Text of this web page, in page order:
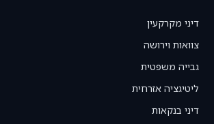
דיני מקרקעין
צוואות וירושה
גבייה משפטית
ליטיגציה אזרחית
דיני בנקאות